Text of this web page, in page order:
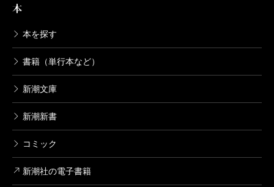
本
本を探す
書籍（単行本など）
新潮文庫
新潮新書
コミック
新潮社の電子書籍